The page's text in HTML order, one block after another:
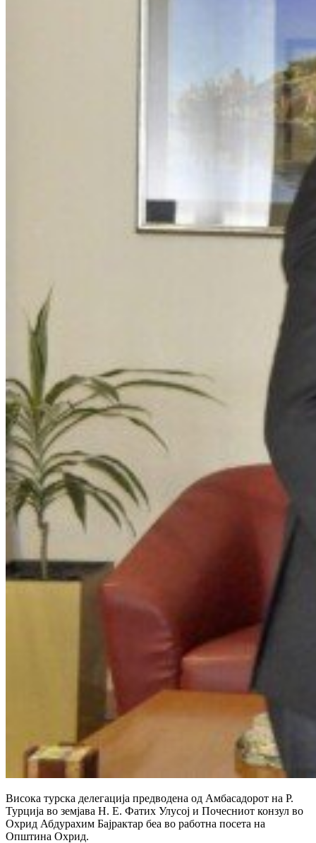
Висока турска делегација предводена од Амбасадорот на Р.
Турција во земјава Н. Е. Фатих Улусој и Почесниот конзул во
Охрид Абдурахим Бајрактар беа во работна посета на
Општина Охрид.